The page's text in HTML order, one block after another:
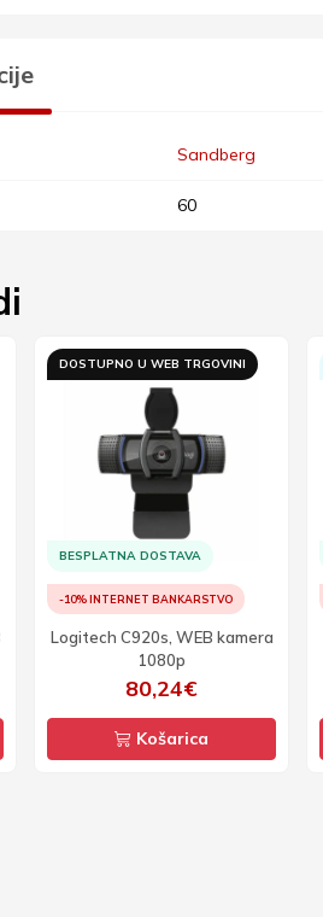
Sandberg
60
DOSTUPNO U WEB TRGOVINI
BESPLATNA DOSTAVA
-10% INTERNET BANKARSTVO
Logitech C920s, WEB kamera
1080p
80,24€
Košarica